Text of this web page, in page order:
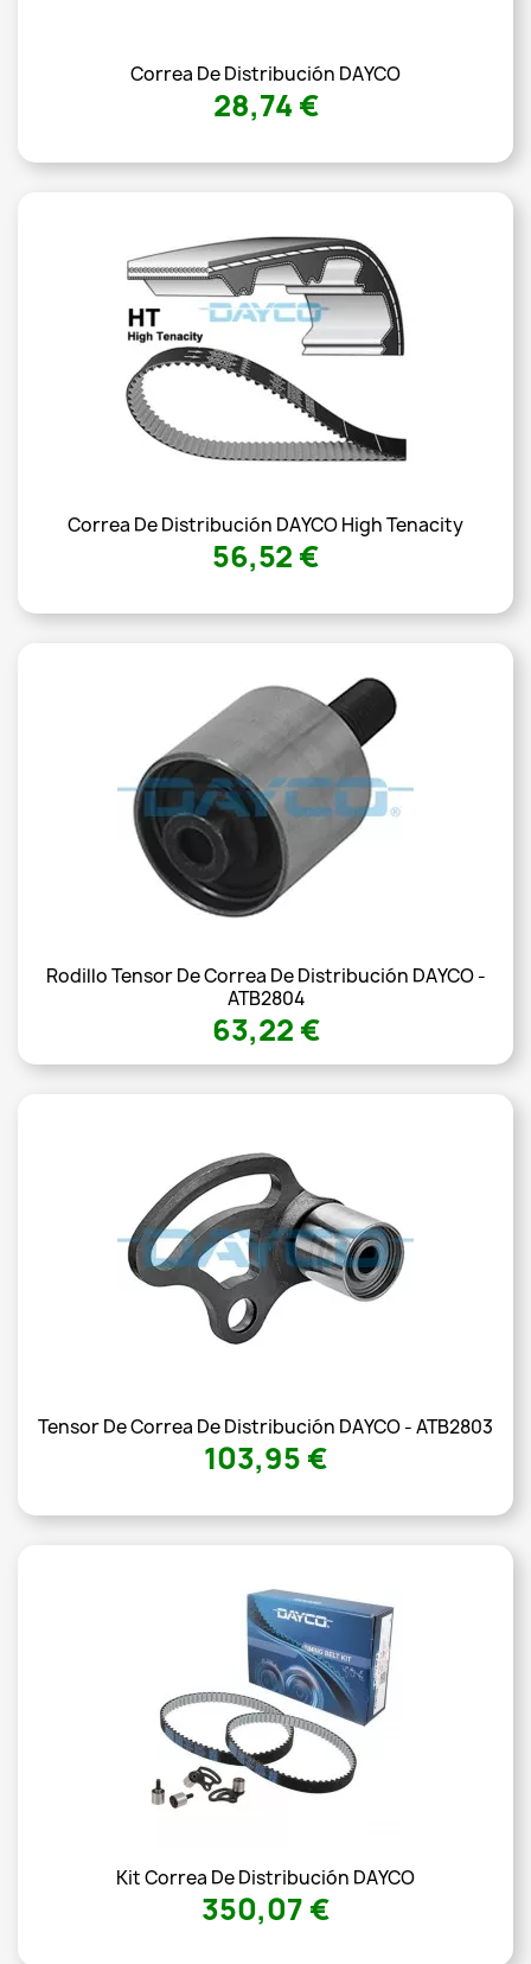
Correa De Distribución DAYCO
28,74 €
Correa De Distribución DAYCO High Tenacity
56,52 €
Rodillo Tensor De Correa De Distribución DAYCO -
ATB2804
63,22 €
Tensor De Correa De Distribución DAYCO - ATB2803
103,95 €
Kit Correa De Distribución DAYCO
350,07 €